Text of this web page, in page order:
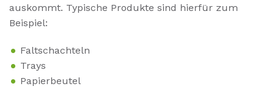
auskommt. Typische Produkte sind hierfür zum
Beispiel:
Faltschachteln
Trays
Papierbeutel